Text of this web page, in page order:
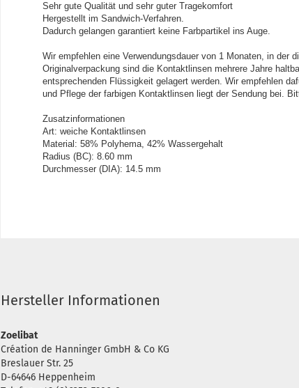
Sehr gute Qualität und sehr guter Tragekomfort
Hergestellt im Sandwich-Verfahren.
Dadurch gelangen garantiert keine Farbpartikel ins Auge.
Wir empfehlen eine Verwendungsdauer von 1 Monaten, in der
Originalverpackung sind die Kontaktlinsen mehrere Jahre
entsprechenden Flüssigkeit gelagert werden. Wir empfehlen
und Pflege der farbigen Kontaktlinsen liegt der Sendung bei.
Zusatzinformationen
Art: weiche Kontaktlinsen
Material: 58% Polyhema, 42% Wassergehalt
Radius (BC): 8.60 mm
Durchmesser (DIA): 14.5 mm
Hersteller Informationen
Zoelibat
Création de Hanninger GmbH & Co KG
Breslauer Str. 25
D-64646 Heppenheim